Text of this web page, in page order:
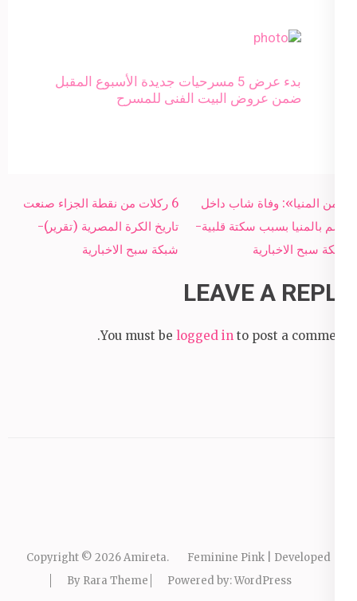
بدء عرض 5 مسرحيات جديدة الأسبوع المقبل
ضمن عروض البيت الفنى للمسرح
Post
navigation
6 ركلات من نقطة الجزاء صنعت
تاريخ الكرة المصرية (تقرير)-
شبكة سبح الاخبارية
«أمن المنيا»: وفاة شاب داخل
قسم بالمنيا بسبب سكتة قلبية-
شبكة سبح الاخبارية
LEAVE A REPLY
You must be logged in to post a comment.
Copyright © 2026Amireta.
Feminine Pink | Developed
By Rara Theme Powered by:WordPress